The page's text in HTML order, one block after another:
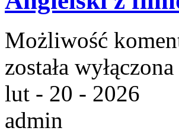
Możliwość
została wyłączona
lut - 20 - 2026
admin